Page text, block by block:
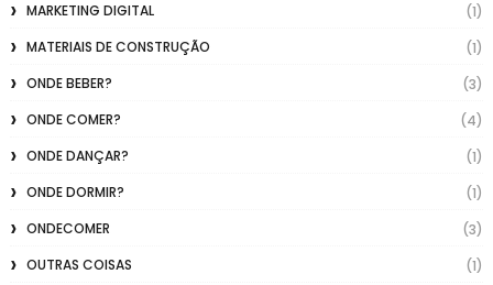
MARKETING DIGITAL
(1)
MATERIAIS DE CONSTRUÇÃO
(1)
ONDE BEBER?
(3)
ONDE COMER?
(4)
ONDE DANÇAR?
(1)
ONDE DORMIR?
(1)
ONDECOMER
(3)
OUTRAS COISAS
(1)